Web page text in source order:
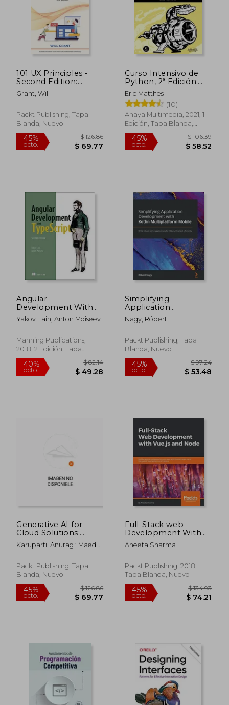
45%
dcto.
45%
dcto.
101 UX Principles -
Second Edition:
Actionable Solutions
for Product Design
Grant, Will
Packt Publishing, Tapa
Blanda, Nuevo
45% $ 126.86
Curso Intensivo de
Python, 2ª Edición:
Introducción Práctica
a la Programación
Basada en Proyectos
Eric Matthes
(10)
Anaya Multimedia, 2021, 1
Edición, Tapa Blanda,
Nuevo
45%
Angular
Development With
Typescript_P1 (en
Inglés)
Yakov Fain; Anton Moiseev
Manning Publications,
2018, 2 Edición, Tapa
Blanda, Nuevo
40%
dcto. $ 49.28
Simplifying
Application
Development with
Kotlin Multiplatform
native applications
for iOS and Android
Nagy, Róbert
Packt Publishing, Tapa
Blanda, Nuevo
45%
dcto. $
Generative AI for
Cloud Solutions:
Architect modern AI
LLMs in secure,
cloud environments
(en Inglés)
Karuparti, Anurag ; Maeda,
Packt Publishing, Tapa
Blanda, Nuevo
Full-Stack web
Development With
Vue. Js and Node:
Build Scalable and
With Modern web
Stack: Mongodb, Vue,
(en Inglés)
Aneeta Sharma
Packt Publishing, 2018,
Tapa Blanda, Nuevo